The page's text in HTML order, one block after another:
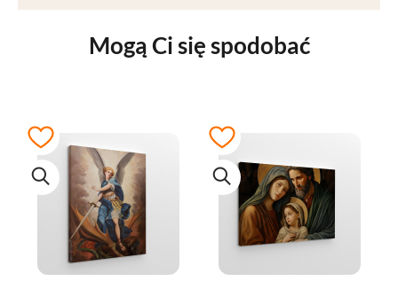
Mogą Ci się spodobać